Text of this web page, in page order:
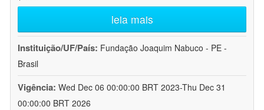
leia mais
Instituição/UF/País: Fundação Joaquim Nabuco - PE -
Brasil
Vigência: Wed Dec 06 00:00:00 BRT 2023-Thu Dec 31
00:00:00 BRT 2026